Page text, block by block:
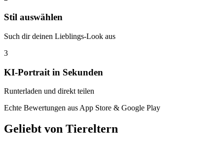
Stil auswählen
Such dir deinen Lieblings-Look aus
3
KI-Portrait in Sekunden
Runterladen und direkt teilen
Echte Bewertungen aus App Store & Google Play
Geliebt von Tiereltern